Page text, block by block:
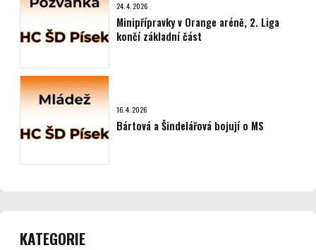
24. 4. 2026
Minipřípravky v Orange aréně, 2. Liga
končí základní část
16. 4. 2026
Bártová a Šindelářová bojují o MS
KATEGORIE